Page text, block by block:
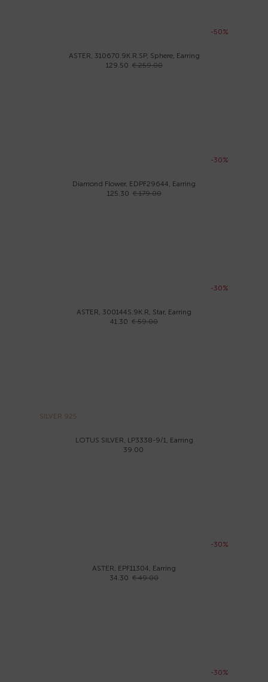
-50%
ASTER, 310670.9K.R.SP, Sphere, Earring
129.50 € 259.00
-30%
Diamond Flower, EDPF29644, Earring
125.30 € 179.00
-30%
ASTER, 300144S.9K.R, Star, Earring
41.30 € 59.00
SILVER 925
LOTUS SILVER, LP3338-9/1, Earring
39.00
-30%
ASTER, EPF11304, Earring
34.30 € 49.00
-30%